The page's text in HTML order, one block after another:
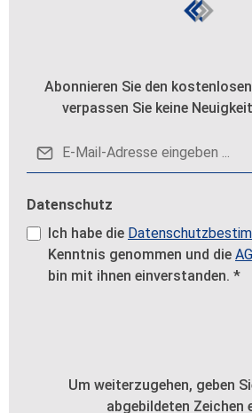
Abonnieren Sie den
verpassen Sie keine
E-Mail-
Datenschutz
Ich habe die
Kenntnis genommen und die
bin mit ihnen einverstanden. *
Um weiterzugehen, geben
abgebildeten Zeichen